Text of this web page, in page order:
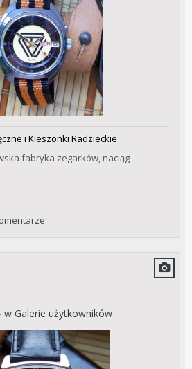
i Kieszonki Radzieckie
fabryka zegarków, naciąg
w Galerie użytkowników